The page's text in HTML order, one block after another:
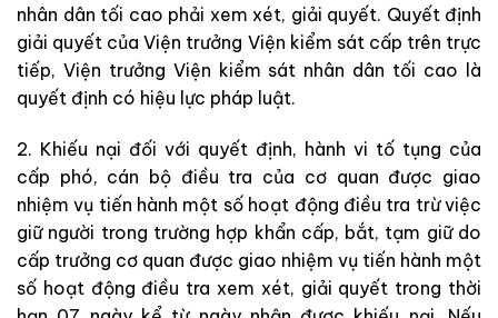
nhân dân tối cao phải xem xét, giải quyết. Quyết định
giải quyết của Viện trưởng Viện kiểm sát cấp trên trực
tiếp, Viện trưởng Viện kiểm sát nhân dân tối cao là
quyết định có hiệu lực pháp luật.
2. Khiếu nại đối với quyết định, hành vi tố tụng của
cấp phó, cán bộ điều tra của cơ quan được giao
nhiệm vụ tiến hành một số hoạt động điều tra trừ việc
giữ người trong trường hợp khẩn cấp, bắt, tạm giữ do
cấp trưởng cơ quan được giao nhiệm vụ tiến hành một
số hoạt động điều tra xem xét, giải quyết trong thời